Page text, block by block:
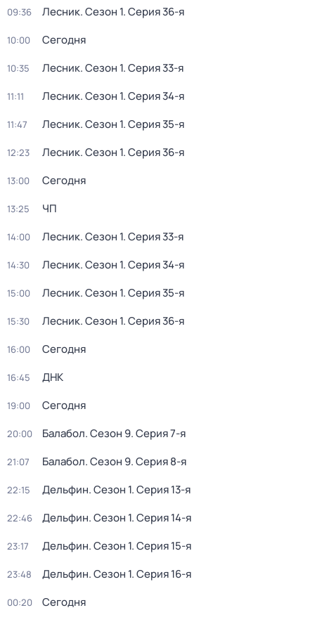
09:36 Лесник. Сезон 1. Серия 36-я
10:00 Сегодня
10:35 Лесник. Сезон 1. Серия 33-я
11:11 Лесник. Сезон 1. Серия 34-я
11:47 Лесник. Сезон 1. Серия 35-я
12:23 Лесник. Сезон 1. Серия 36-я
13:00 Сегодня
13:25 ЧП
14:00 Лесник. Сезон 1. Серия 33-я
14:30 Лесник. Сезон 1. Серия 34-я
15:00 Лесник. Сезон 1. Серия 35-я
15:30 Лесник. Сезон 1. Серия 36-я
16:00 Сегодня
16:45 ДНК
19:00 Сегодня
20:00 Балабол. Сезон 9. Серия 7-я
21:07 Балабол. Сезон 9. Серия 8-я
22:15 Дельфин. Сезон 1. Серия 13-я
22:46 Дельфин. Сезон 1. Серия 14-я
23:17 Дельфин. Сезон 1. Серия 15-я
23:48 Дельфин. Сезон 1. Серия 16-я
00:20 Сегодня